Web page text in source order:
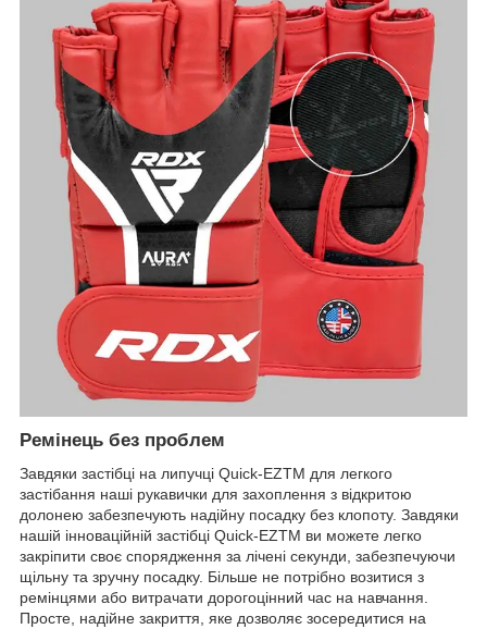
Ремінець без проблем
Завдяки застібці на липучці Quick-EZTM для легкого
застібання наші рукавички для захоплення з відкритою
долонею забезпечують надійну посадку без клопоту. Завдяки
нашій інноваційній застібці Quick-EZTM ви можете легко
закріпити своє спорядження за лічені секунди, забезпечуючи
щільну та зручну посадку. Більше не потрібно возитися з
ремінцями або витрачати дорогоцінний час на навчання.
Просте, надійне закриття, яке дозволяє зосередитися на